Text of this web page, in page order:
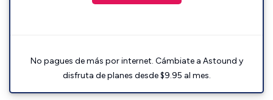
No pagues de más por internet. Cámbiate a Astound y
disfruta de planes desde $9.95 al mes.